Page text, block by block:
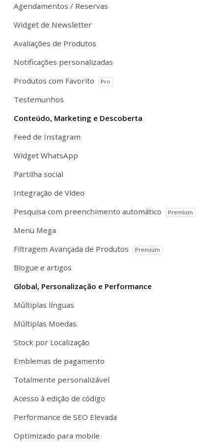
Agendamentos / Reservas
Widget de Newsletter
Avaliações de Produtos
Notificações personalizadas
Produtos com Favorito
Pro
Testemunhos
Conteúdo, Marketing e Descoberta
Feed de Instagram
Widget WhatsApp
Partilha social
Integração de Vídeo
Pesquisa com preenchimento automático
Premium
Menu Mega
Filtragem Avançada de Produtos
Premium
Blogue e artigos
Global, Personalização e Performance
Múltiplas línguas
Múltiplas Moedas
Stock por Localização
Emblemas de pagamento
Totalmente personalizável
Acesso à edição de código
Performance de SEO Elevada
Optimizado para mobile